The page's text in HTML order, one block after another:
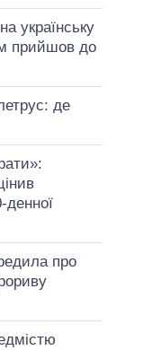
українську
прийшов до
де
денної
про